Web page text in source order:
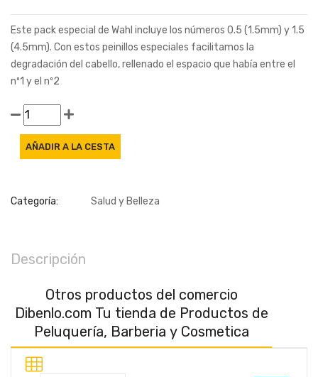
Este pack especial de Wahl incluye los números 0.5 (1.5mm) y 1.5
(4.5mm). Con estos peinillos especiales facilitamos la
degradación del cabello, rellenado el espacio que había entre el
nº1 y el nº2
Categoría: Salud y Belleza
Descripción
Otros productos del comercio
Dibenlo.com Tu tienda de Productos de
Peluquería, Barberia y Cosmetica